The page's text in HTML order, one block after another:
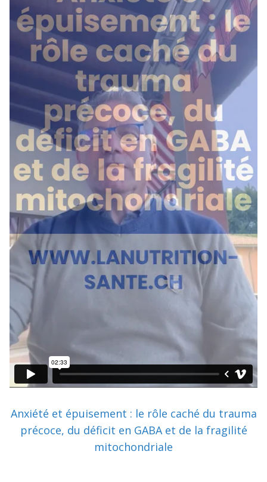
Anxiété et épuisement : le rôle caché du trauma
précoce, du déficit en GABA et de la fragilité
mitochondriale